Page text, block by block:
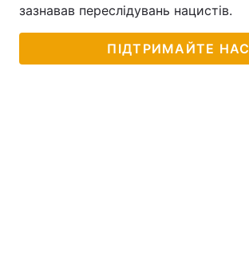
зазнавав переслідувань нацистів.
ПІДТРИМАЙТЕ НАС